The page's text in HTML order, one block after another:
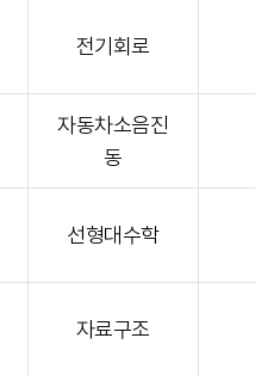
전기회로
자동차소음진
동
선형대수학
자료구조